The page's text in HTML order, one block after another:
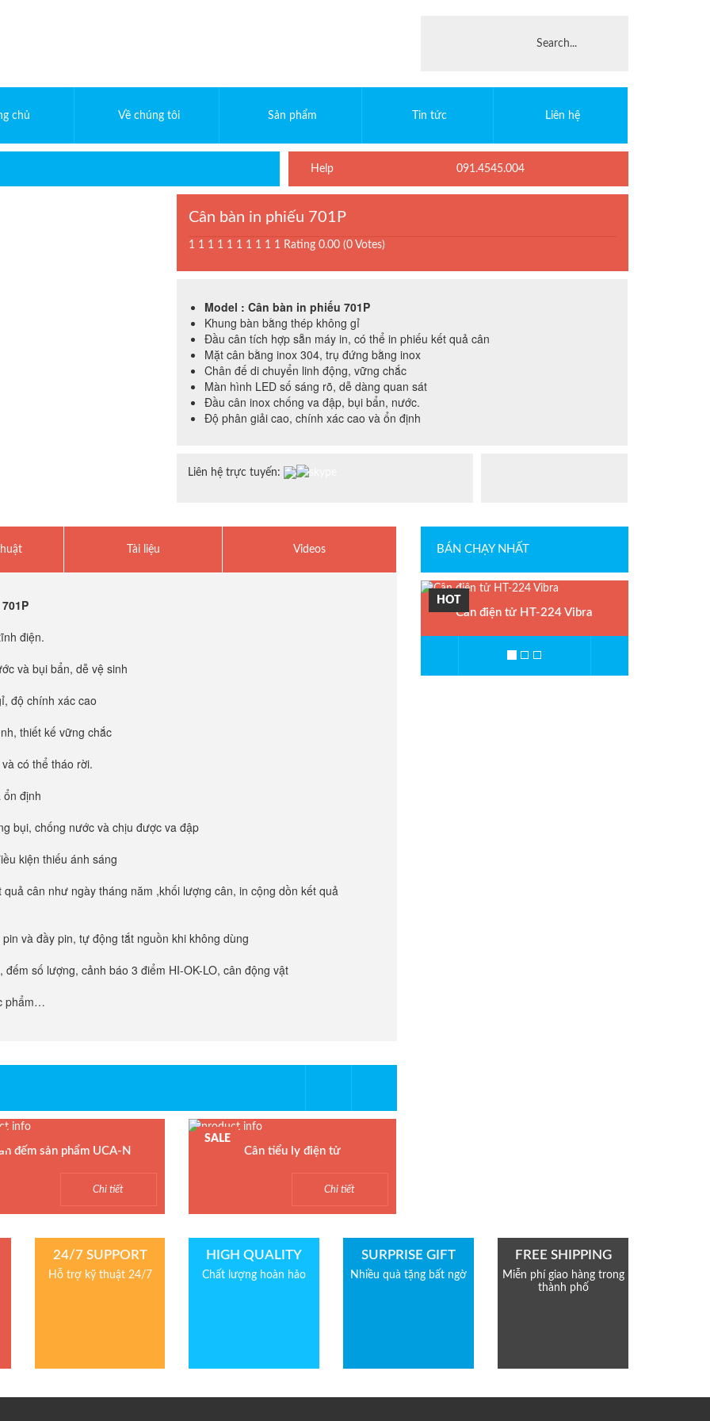
chủ Về chúng tôi Sản phẩm Tin tức Liên hệ
Help 091.4545.004
Cân bàn in phiếu 701P
1 1 1 1 1 1 1 1 1 1 Rating 0.00 (0 Votes)
Model : Cân bàn in phiếu 701P
Khung bàn bằng thép không gỉ
Đầu cân tích hợp sẵn máy in, có thể in phiếu kết quả cân
Mặt cân bằng inox 304, trụ đứng bằng inox
Chân đế di chuyển linh động, vững chắc
Màn hình LED số sáng rõ, dễ dàng quan sát
Đầu cân inox chống va đập, bụi bẩn, nước.
Độ phân giải cao, chính xác cao và ổn định
Liên hệ trực tuyến:
Tài liệu Videos
điện.
và bụi bẩn, dễ vệ sinh
độ chính xác cao
thiết kế vững chắc
có thể tháo rời.
định
bụi, chống nước và chịu được va đập
kiện thiếu ánh sáng
cân như ngày tháng năm ,khối lượng cân, in cộng dồn kết quả
và đầy pin, tự động tắt nguồn khi không dùng
số lượng, cảnh báo 3 điểm HI-OK-LO, cân động vật
phẩm…
BÁN CHẠY NHẤT
HOT
Cân điện tử HT-224 Vibra
đếm sản phẩm UCA-N
Chi tiết
SALE
Cân tiểu ly điện tử
Chi tiết
24/7 SUPPORT
Hỗ trợ kỹ thuật 24/7
HIGH QUALITY
Chất lượng hoàn hảo
SURPRISE GIFT
Nhiều quà tặng bất ngờ
FREE SHIPPING
Miễn phí giao hàng trong
thành phố